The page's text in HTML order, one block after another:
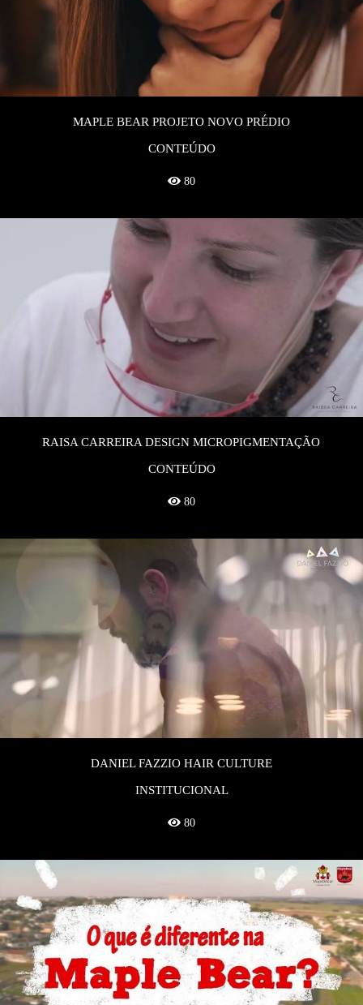
MAPLE BEAR PROJETO NOVO PRÉDIO
CONTEÚDO
80
RAISA CARREIRA DESIGN MICROPIGMENTAÇÃO
CONTEÚDO
80
DANIEL FAZZIO HAIR CULTURE
INSTITUCIONAL
80